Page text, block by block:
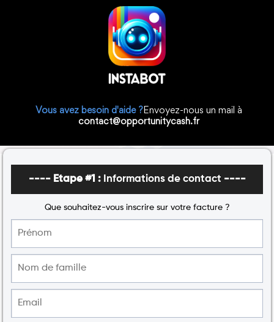
Vous avez besoin d'aide ?Envoyez-nous un mail à
contact@opportunitycash.fr
---- Etape #1 : Informations de contact ----
Que souhaitez-vous inscrire sur votre facture ?